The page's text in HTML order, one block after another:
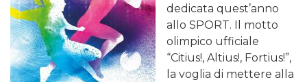
dedicata quest’anno
allo SPORT. Il motto
olimpico ufficiale
“Citius!, Altius!, Fortius!”,
la voglia di mettere alla